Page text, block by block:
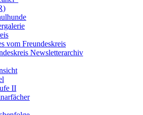
vom Freundeskreis
Newsletterarchiv
II